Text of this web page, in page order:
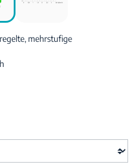
mehrstufige